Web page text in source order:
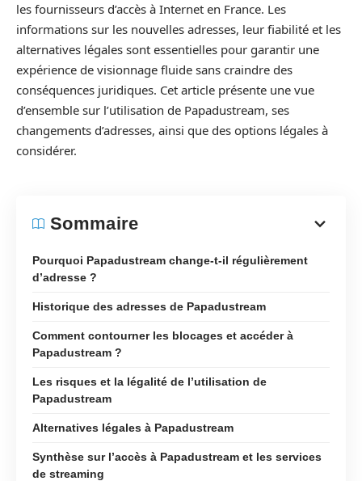
les fournisseurs d’accès à Internet en France. Les
informations sur les nouvelles adresses, leur fiabilité et les
alternatives légales sont essentielles pour garantir une
expérience de visionnage fluide sans craindre des
conséquences juridiques. Cet article présente une vue
d’ensemble sur l’utilisation de Papadustream, ses
changements d’adresses, ainsi que des options légales à
considérer.
Sommaire
Pourquoi Papadustream change-t-il régulièrement
d’adresse ?
Historique des adresses de Papadustream
Comment contourner les blocages et accéder à
Papadustream ?
Les risques et la légalité de l’utilisation de
Papadustream
Alternatives légales à Papadustream
Synthèse sur l’accès à Papadustream et les services
de streaming